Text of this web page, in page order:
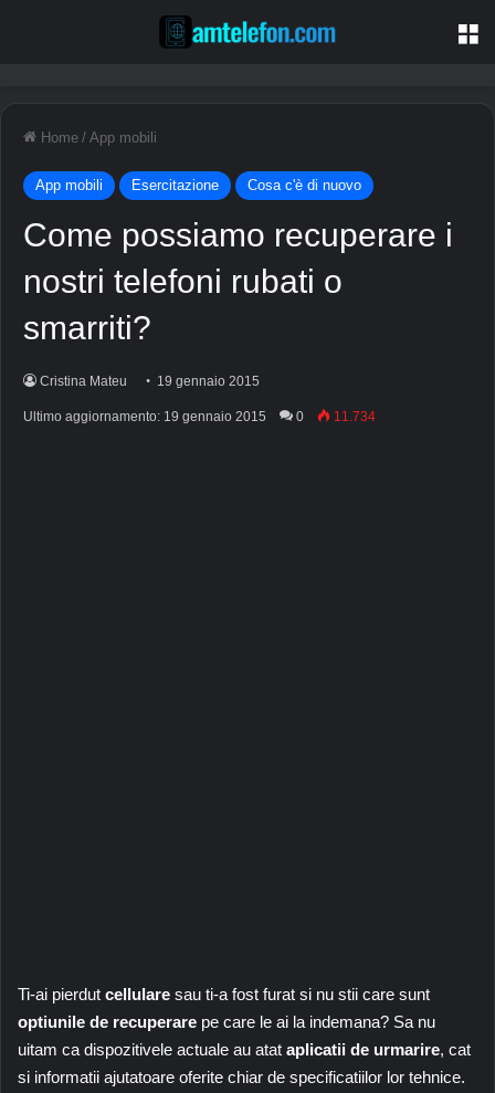
Home / App mobili
App mobili Esercitazione Cosa c'è di nuovo
Come possiamo recuperare i
nostri telefoni rubati o
smarriti?
Cristina Mateu 19 gennaio 2015
Ultimo aggiornamento: 19 gennaio 2015 0 11.734
Ti-ai pierdut cellulare sau ti-a fost furat si nu stii care sunt
optiunile de recuperare pe care le ai la indemana? Sa nu
uitam ca dispozitivele actuale au atat aplicatii de urmarire, cat
si informatii ajutatoare oferite chiar de specificatiilor lor tehnice.